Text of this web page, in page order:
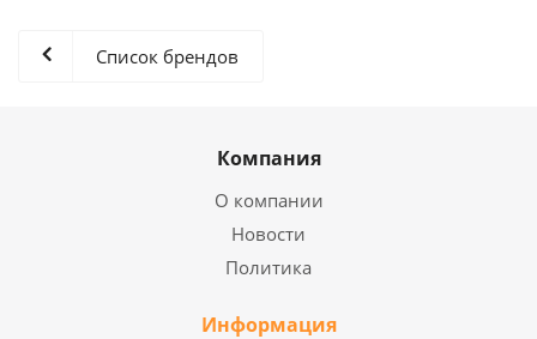
Список брендов
Компания
О компании
Новости
Политика
Информация